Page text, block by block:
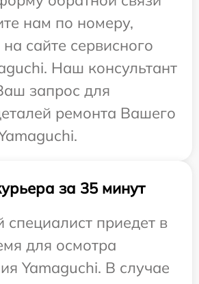
нам по номеру,
сайте сервисного
Наш консультант
запрос для
ремонта Вашего
за 35 минут
специалист приедет в
для осмотра
Yamaguchi. В случае